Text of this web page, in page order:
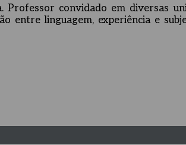
convidado em diversas
entre linguagem, experiência e